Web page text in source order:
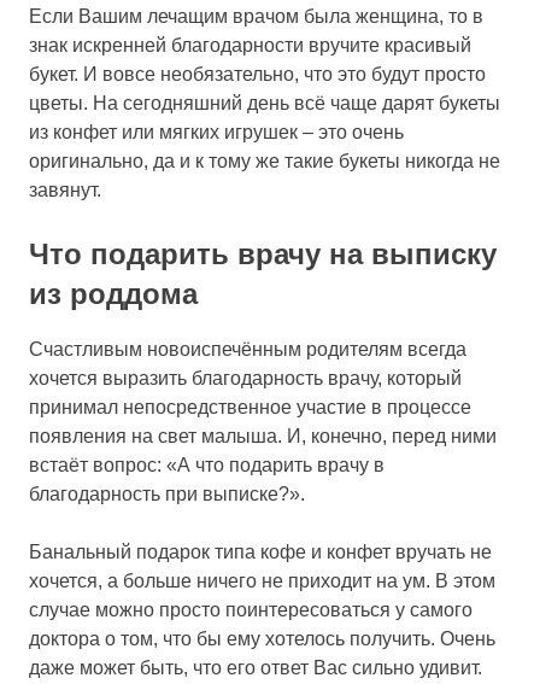
Если Вашим лечащим врачом была женщина, то в
знак искренней благодарности вручите красивый
букет. И вовсе необязательно, что это будут просто
цветы. На сегодняшний день всё чаще дарят букеты
из конфет или мягких игрушек – это очень
оригинально, да и к тому же такие букеты никогда не
завянут.
Что подарить врачу на выписку
из роддома
Счастливым новоиспечённым родителям всегда
хочется выразить благодарность врачу, который
принимал непосредственное участие в процессе
появления на свет малыша. И, конечно, перед ними
встаёт вопрос: «А что подарить врачу в
благодарность при выписке?».
Банальный подарок типа кофе и конфет вручать не
хочется, а больше ничего не приходит на ум. В этом
случае можно просто поинтересоваться у самого
доктора о том, что бы ему хотелось получить. Очень
даже может быть, что его ответ Вас сильно удивит.